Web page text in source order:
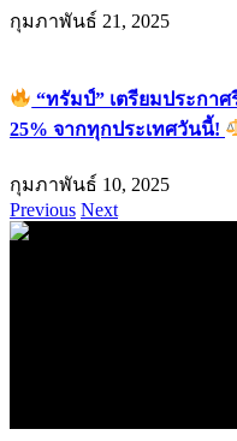
กุมภาพันธ์ 21, 2025
“ทรัมป์” เตรียมประกา
25% จากทุกประเทศวันนี้!
กุมภาพันธ์ 10, 2025
Previous Next